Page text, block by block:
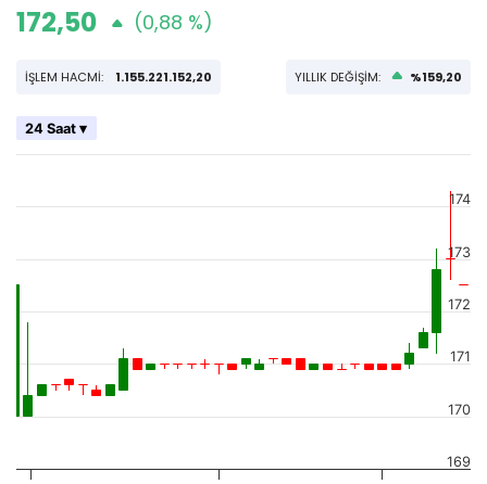
172,50 (0,88 %)
İŞLEM HACMİ: 1.155.221.152,20 YILLIK DEĞİŞİM: %159,20
24 Saat ▾
169
170
171
172
173
174